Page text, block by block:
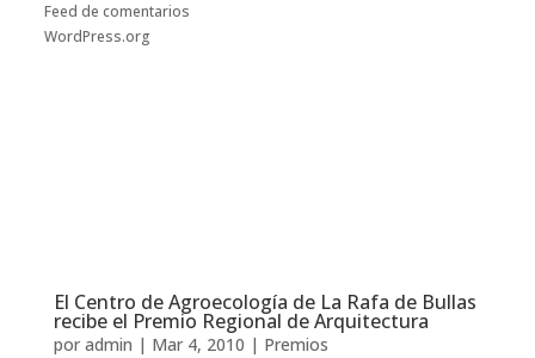
Feed de comentarios
WordPress.org
El Centro de Agroecología de La Rafa de Bullas
recibe el Premio Regional de Arquitectura
por admin | Mar 4, 2010 | Premios